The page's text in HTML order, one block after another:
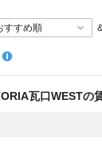
瓦口WESTの